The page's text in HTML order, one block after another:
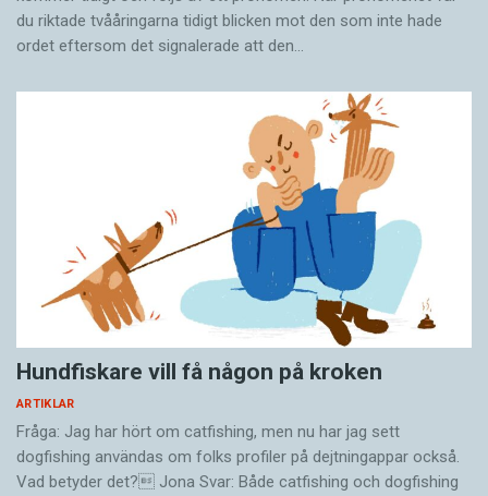
du riktade tvååringarna tidigt blicken mot den som inte hade
ordet eftersom det ­signalerade att den…
Hundfiskare vill få någon på kroken
ARTIKLAR
Fråga: Jag har hört om catfishing, men nu har jag sett
dogfishing användas om folks profiler på dejtningappar också.
Vad betyder det? Jona Svar: Både catfishing och dogfishing